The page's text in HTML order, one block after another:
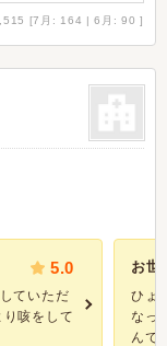
[7月: 164 | 6月: 90 ]
5.0
ていただ
咳をして
お世
ひょ
なっ
んで